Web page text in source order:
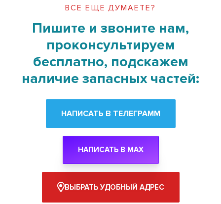
ВСЕ ЕЩЕ ДУМАЕТЕ?
Пишите и звоните нам,
проконсультируем
бесплатно, подскажем
наличие запасных частей:
НАПИСАТЬ В ТЕЛЕГРАММ
НАПИСАТЬ В MAX
ВЫБРАТЬ УДОБНЫЙ АДРЕС